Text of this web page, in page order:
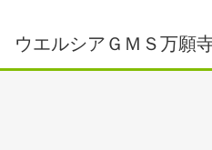
ウエルシアＧＭＳ万願